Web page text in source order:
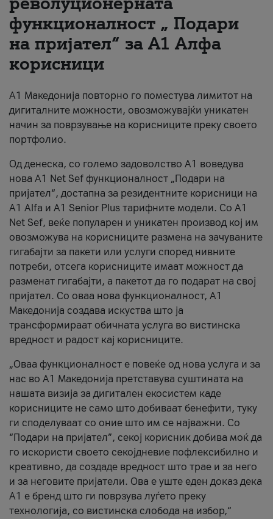
За нас
#ПодобарОнлајн
функционалност „ Подари
на пријател“ за А1 Алфа
корисници
А1 Македонија повторно го поместува лимитот на
дигиталните можности, овозможувајќи уникатен
начин за поврзување на корисниците преку своето
портфолио.
Од денеска, со големо задоволство А1 воведува
нова A1 Net Sef функционалност „Подари на
пријател“, достапна за резидентните корисници на
А1 Alfa и A1 Senior Plus тарифните модели. Со A1
Net Sef, веќе популарен и уникатен производ кој им
овозможува на корисниците размена на зачуваните
гигабајти за пакети или услуги според нивните
потреби, отсега корисниците имаат можност да
разменат гигабајти, а пакетот да го подарат на свој
пријател. Со оваа нова функционалност, А1
Македонија создава искуства што ја
трансформираат обичната услуга во вистинска
вредност и радост кај корисниците.
„Оваа функционалност е повеќе од нова услуга и за
нас во А1 Македонија претставува суштината на
нашата визија за дигитален екосистем каде
корисниците не само што добиваат бенефити, туку
ги споделуваат со оние што им се најважни. Со
“Подари на пријател”, секој корисник добива моќ да
го искористи своето секојдневие пофлексибилно и
креативно, да создаде вредност што трае и за него
и за неговите пријатели. Ова е уште еден доказ дека
А1 е бренд што ги поврзува луѓето преку
технологија, со вистинска слобода на избор,“